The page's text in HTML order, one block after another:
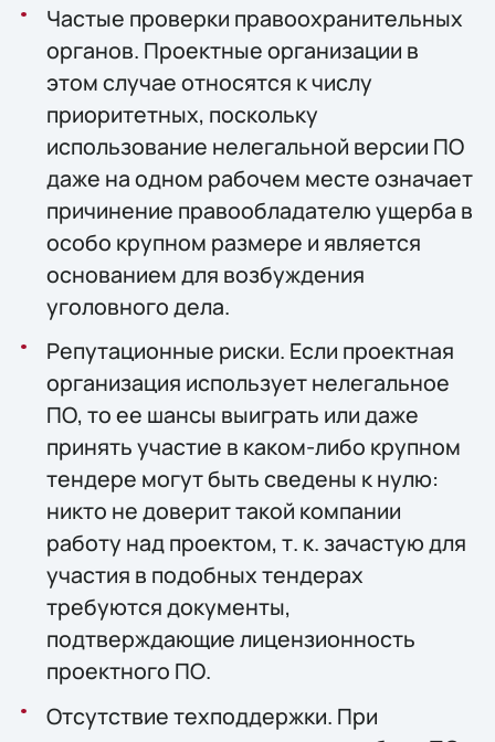
Частые проверки правоохранительных
органов. Проектные организации в
этом случае относятся к числу
приоритетных, поскольку
использование нелегальной версии ПО
даже на одном рабочем месте означает
причинение правообладателю ущерба в
особо крупном размере и является
основанием для возбуждения
уголовного дела.
Репутационные риски. Если проектная
организация использует нелегальное
ПО, то ее шансы выиграть или даже
принять участие в каком-либо крупном
тендере могут быть сведены к нулю:
никто не доверит такой компании
работу над проектом, т. к. зачастую для
участия в подобных тендерах
требуются документы,
подтверждающие лицензионность
проектного ПО.
Отсутствие техподдержки. При